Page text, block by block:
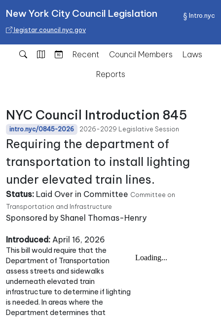
Intro.nyc
New York City Council Legislation
legistar.council.nyc.gov
Recent Council Members
Laws
Reports
NYC Council Introduction 845
intro.nyc/0845-2026 2026-2029 Legislative Session
Requiring the department of
transportation to install lighting
under elevated train lines.
Status: Laid Over in Committee Committee on
Transportation and Infrastructure
Sponsored by Shanel Thomas-Henry
Introduced: April 16, 2026
This bill would require that the
Department of Transportation
assess streets and sidewalks
underneath elevated train
infrastructure to determine if lighting
is needed. In areas where the
Department determines that